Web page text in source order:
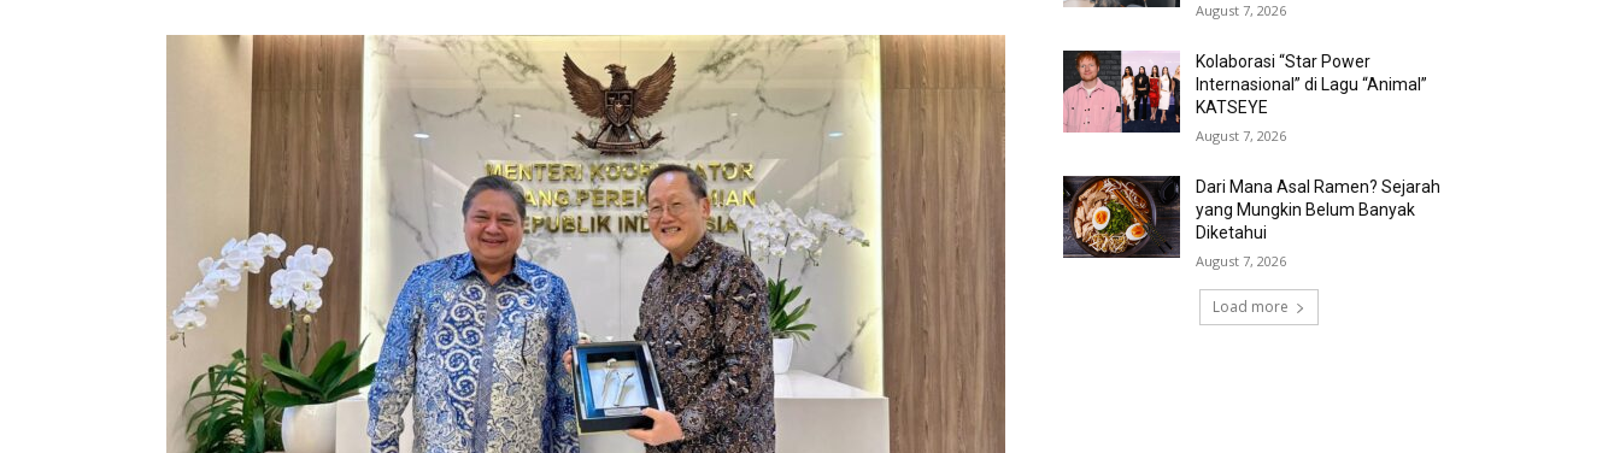
August 7, 2026
Kolaborasi “Star Power
Internasional” di Lagu “Animal”
KATSEYE
August 7, 2026
Dari Mana Asal Ramen? Sejarah
yang Mungkin Belum Banyak
Diketahui
August 7, 2026
Load more